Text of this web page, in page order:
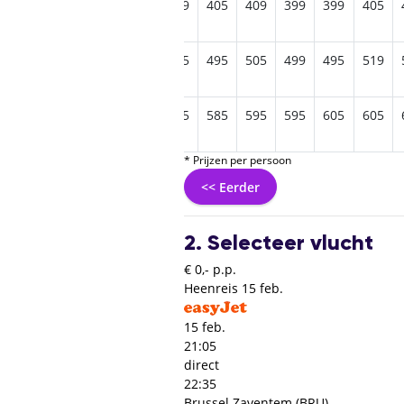
399 405 409 399 399 405
495 495 505 499 495 519
585 585 595 595 605 605
* Prijzen per persoon
<< Eerder
2. Selecteer vlucht
€ 0,- p.p.
Heenreis 15 feb.
15 feb.
21:05
direct
22:35